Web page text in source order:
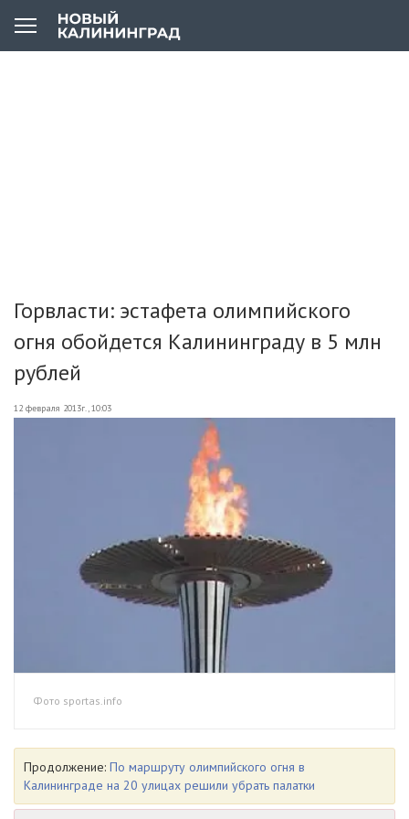
Горвласти: эстафета олимпийского
огня обойдется Калининграду в 5 млн
рублей
12 февраля 2013г., 10:03
Фото sportas.info
Продолжение: По маршруту олимпийского огня в
Калининграде на 20 улицах решили убрать палатки